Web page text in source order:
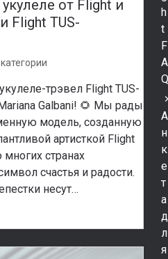
от Flight и
Flight TUS-
трэвел Flight TUS-
Galbani! 🌻 Мы рады
модель, созданную
артисткой Flight
странах
счастья и радости.
несут…
h
t
F
A
А
н
к
е
т
а
д
л
я